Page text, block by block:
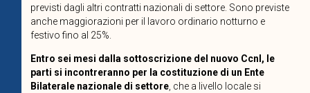
previsti dagli altri contratti nazionali di settore. Sono previste
anche maggiorazioni per il lavoro ordinario notturno e
festivo fino al 25%.
Entro sei mesi dalla sottoscrizione del nuovo Ccnl, le
parti si incontreranno per la costituzione di un Ente
Bilaterale nazionale di settore, che a livello locale si